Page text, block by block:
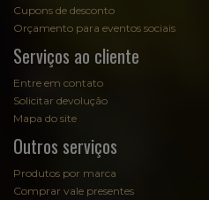
Cupons de desconto
Orçamento para eventos sociais
Serviços ao cliente
Entre em contato
Solicitar devolução
Mapa do site
Outros serviços
Produtos por marca
Comprar vale presentes